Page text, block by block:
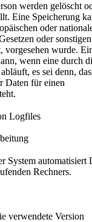
werden gelöscht
Eine Speicherung
oder
oder sonstigen
vorgesehen wurde.
wenn eine durch
es sei denn,
Daten für einen
Logfiles
System automatisiert
Rechners.
Version